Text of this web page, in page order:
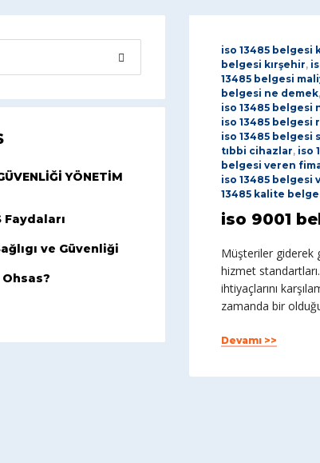
iso 13485 belgesi
belgesi kırşehir,
13485 belgesi
belgesi ne demek,
iso 13485 belgesi
iso 13485 belgesi
iso 13485 belgesi
tıbbi cihazlar, iso
belgesi veren
iso 13485 belgesi
13485 kalite
iso 9001
Müşteriler giderek
hizmet
ihtiyaçlarını
zamanda bir
Devamı >>
YÖNETİM
Faydaları
ve Güvenliği
Ohsas?